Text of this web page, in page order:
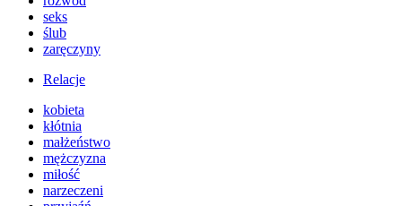
seks
ślub
zaręczyny
Relacje
kobieta
kłótnia
małżeństwo
mężczyzna
miłość
narzeczeni